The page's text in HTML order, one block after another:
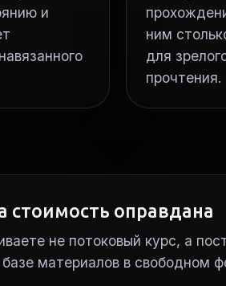
и
ним
для
прочтения.
стоимость оправдана
не потоковый курс, а
базе материалов в свободном